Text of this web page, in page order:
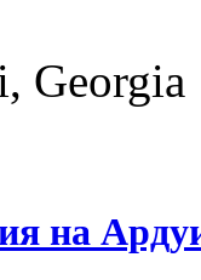
Georgia
на